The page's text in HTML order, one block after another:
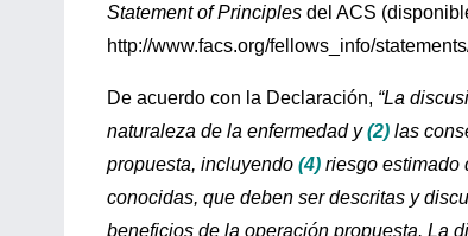
Statement of Principles del ACS
http://www.facs.org/fellows_info/
De acuerdo con la Declaración, “La
naturaleza de la enfermedad y(2) las
propuesta, incluyendo (4) riesgo estimado
conocidas, que deben ser descritas y
beneficios de la operación propuesta. La